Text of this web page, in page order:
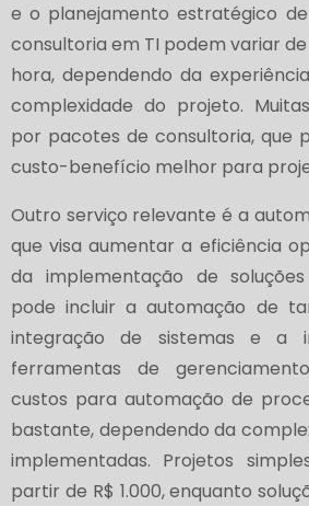
e o planejamento estratégico
consultoria em TI podem variar de
hora, dependendo da
complexidade do projeto.
por pacotes de consultoria, que
custo-benefício melhor para
Outro serviço relevante é a
que visa aumentar a eficiência
da implementação de
pode incluir a automação de
integração de sistemas e a
ferramentas de
custos para automação de
bastante, dependendo da
implementadas. Projetos
partir de R$ 1.000, enquanto